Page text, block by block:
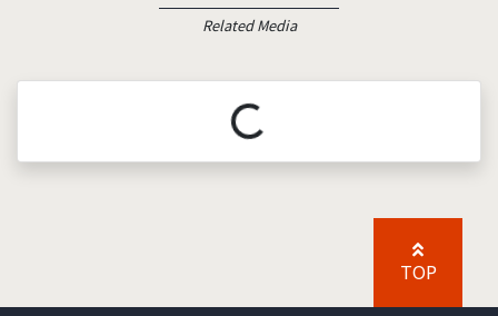
Related Media
載入中...
TOP